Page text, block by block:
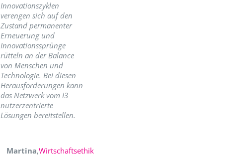
Innovationszyklen
verengen sich auf den
Zustand permanenter
Erneuerung und
Innovationssprünge
rütteln an der Balance
von Menschen und
Technologie. Bei diesen
Herausforderungen kann
das Netzwerk vom I3
nutzerzentrierte
Lösungen bereitstellen.
Martina,Wirtschaftsethik